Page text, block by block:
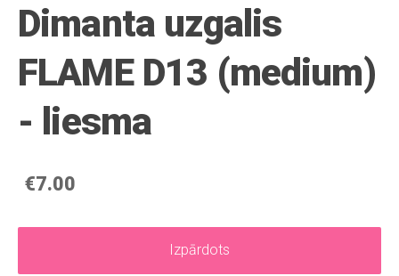
Dimanta uzgalis
FLAME D13 (medium)
- liesma
€7.00
Izpārdots